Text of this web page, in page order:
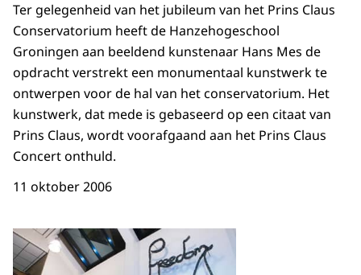
Ter gelegenheid van het jubileum van het Prins Claus
Conservatorium heeft de Hanzehogeschool
Groningen aan beeldend kunstenaar Hans Mes de
opdracht verstrekt een monumentaal kunstwerk te
ontwerpen voor de hal van het conservatorium. Het
kunstwerk, dat mede is gebaseerd op een citaat van
Prins Claus, wordt voorafgaand aan het Prins Claus
Concert onthuld.
11 oktober 2006
Open de galerij in vergrote